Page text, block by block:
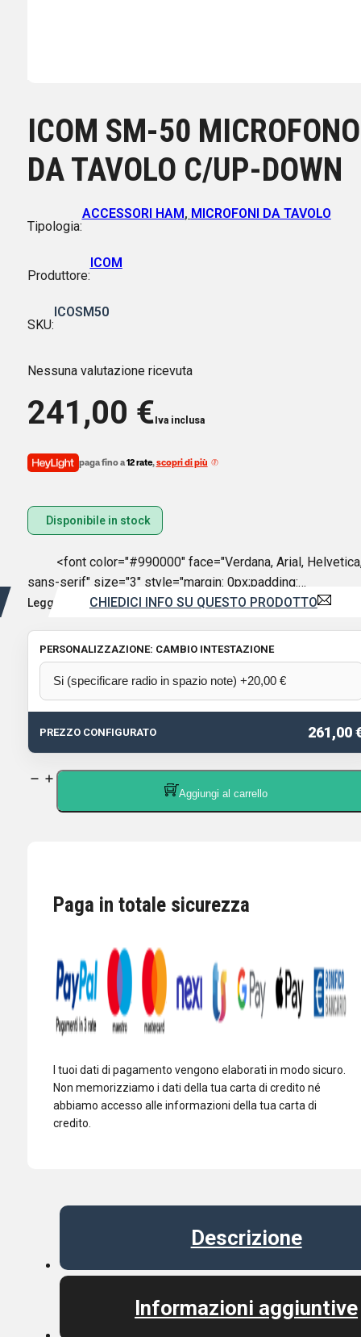
ICOM SM-50 MICROFONO
DA TAVOLO C/UP-DOWN
Tipologia:
ACCESSORI HAM, MICROFONI DA TAVOLO
Produttore:
ICOM
SKU:
ICOSM50
Nessuna valutazione ricevuta
241,00 € Iva inclusa
paga fino a12 rate,scopri di più
Disponibile in stock
<font color="#990000" face="Verdana, Arial,
sans-serif" size="3" style="margin: 0px;padding:…
Leggi di più CHIEDICI INFO SU QUESTO PRODOTTO
PERSONALIZZAZIONE: CAMBIO INTESTAZIONE
PREZZO CONFIGURATO 261,00
ICOM
C/UP-
Aggiungi al carrello
Paga in totale sicurezza
I tuoi dati di pagamento vengono elaborati in modo sicuro.
Non memorizziamo i dati della tua carta di credito né
abbiamo accesso alle informazioni della tua carta di
credito.
Descrizione
Informazioni aggiuntive